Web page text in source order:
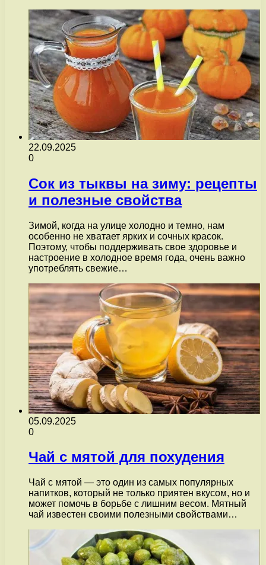
22.09.2025
0
Сок из тыквы на зиму: рецепты
и полезные свойства
Зимой, когда на улице холодно и темно, нам
особенно не хватает ярких и сочных красок.
Поэтому, чтобы поддерживать свое здоровье и
настроение в холодное время года, очень важно
употреблять свежие…
05.09.2025
0
Чай с мятой для похудения
Чай с мятой — это один из самых популярных
напитков, который не только приятен вкусом, но и
может помочь в борьбе с лишним весом. Мятный
чай известен своими полезными свойствами…